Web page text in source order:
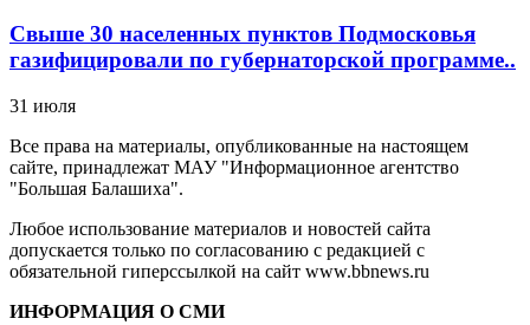
Свыше 30 населенных пунктов Подмосковья
газифицировали по губернаторской программе..
31 июля
Все права на материалы, опубликованные на настоящем
сайте, принадлежат МАУ "Информационное агентство
"Большая Балашиха".
Любое использование материалов и новостей сайта
допускается только по согласованию с редакцией с
обязательной гиперссылкой на сайт www.bbnews.ru
ИНФОРМАЦИЯ О СМИ